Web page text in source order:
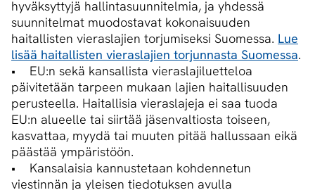
hyväksyttyjä hallintasuunnitelmia, ja yhdessä
suunnitelmat muodostavat kokonaisuuden
haitallisten vieraslajien torjumiseksi Suomessa. Lue
lisää haitallisten vieraslajien torjunnasta Suomessa.
• EU:n sekä kansallista vieraslajiluetteloa
päivitetään tarpeen mukaan lajien haitallisuuden
perusteella. Haitallisia vieraslajeja ei saa tuoda
EU:n alueelle tai siirtää jäsenvaltiosta toiseen,
kasvattaa, myydä tai muuten pitää hallussaan eikä
päästää ympäristöön.
• Kansalaisia kannustetaan kohdennetun
viestinnän ja yleisen tiedotuksen avulla